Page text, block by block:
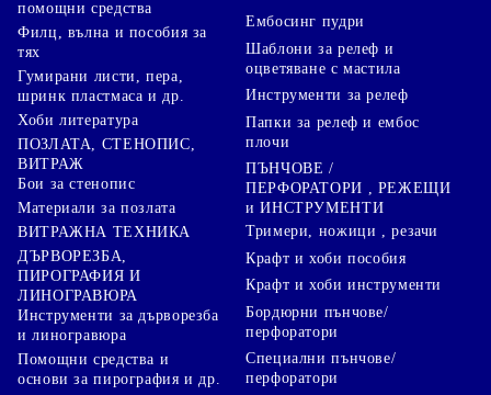
помощни средства
Филц, вълна и пособия за
тях
Гумирани листи, пера,
шринк пластмаса и др.
Хоби литература
ПОЗЛАТА, СТЕНОПИС,
ВИТРАЖ
Бои за стенопис
Материали за позлата
ВИТРАЖНА ТЕХНИКА
ДЪРВОРЕЗБА,
ПИРОГРАФИЯ И
ЛИНОГРАВЮРА
Инструменти за дърворезба
и линогравюра
Помощни средства и
основи за пирография и др.
Ембосинг пудри
Шаблони за релеф и
оцветяване с мастила
Инструменти за релеф
Папки за релеф и ембос
плочи
ПЪНЧОВЕ /
ПЕРФОРАТОРИ , РЕЖЕЩИ
и ИНСТРУМЕНТИ
Тримери, ножици , резачи
Крафт и хоби пособия
Крафт и хоби инструменти
Бордюрни пънчове/
перфоратори
Специални пънчове/
перфоратори